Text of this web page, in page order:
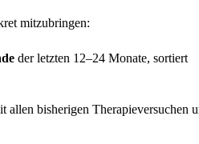
mitzubringen:
der letzten 12–24 Monate, sortiert
allen bisherigen Therapieversuchen